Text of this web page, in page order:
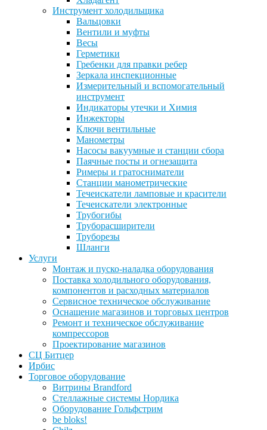
Инструмент холодильщика
Вальцовки
Вентили и муфты
Весы
Герметики
Гребенки для правки ребер
Зеркала инспекционные
Измерительный и вспомогательный
инструмент
Индикаторы утечки и Химия
Инжекторы
Ключи вентильные
Манометры
Насосы вакуумные и станции сбора
Паячные посты и огнезащита
Римеры и гратосниматели
Станции манометрические
Течеискатели ламповые и красители
Течеискатели электронные
Трубогибы
Труборасширители
Труборезы
Шланги
Услуги
Монтаж и пуско-наладка оборудования
Поставка холодильного оборудования,
компонентов и расходных материалов
Сервисное техническое обслуживание
Оснащение магазинов и торговых центров
Ремонт и техническое обслуживание
компрессоров
Проектирование магазинов
СЦ Битцер
Ирбис
Торговое оборудование
Витрины Brandford
Стеллажные системы Нордика
Оборудование Гольфстрим
be bloks!